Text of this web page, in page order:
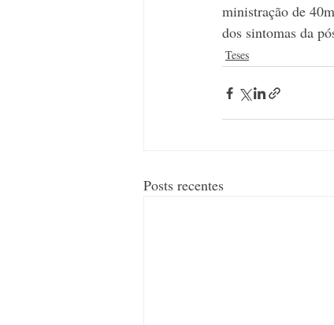
ministração de
dos sintomas da
Teses
Posts recentes